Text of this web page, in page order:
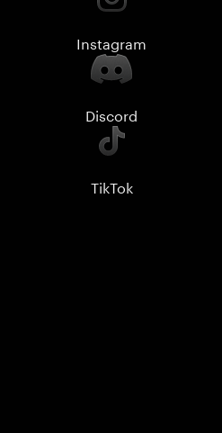
Instagram
Discord
TikTok